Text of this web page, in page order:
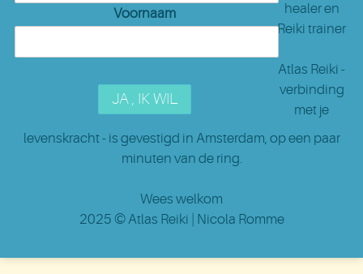
Voornaam
healer en
Reiki trainer
Atlas Reiki -
verbinding
met je
levenskracht - is gevestigd in Amsterdam, op een paar
minuten van de ring.
Wees welkom
2025 ©Atlas Reiki | Nicola Romme